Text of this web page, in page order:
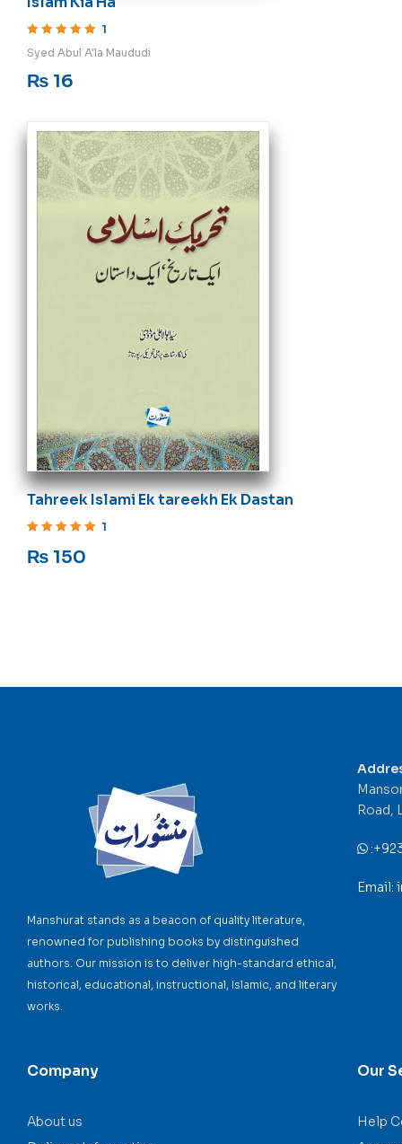
1
Syed Abul A'la Maududi
₨ 16
Tahreek Islami Ek tareekh Ek Dastan
1
₨ 150
Manshurat stands as a beacon of quality literature,
renowned for publishing books by distinguished
authors. Our mission is to deliver high-standard ethical,
historical, educational, instructional, Islamic, and literary
works.
Company
About us
Our
Help
Road,
:
Email: